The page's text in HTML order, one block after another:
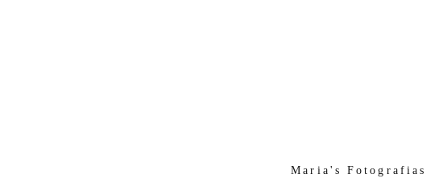
Maria's Fotografias